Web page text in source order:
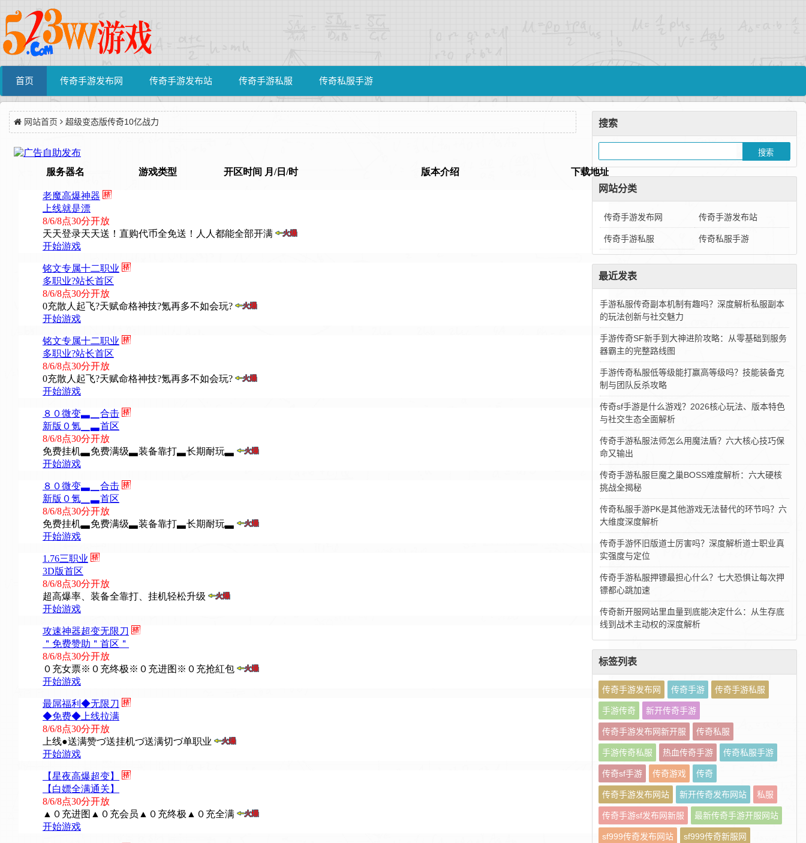
首页 传奇手游发布网 传奇手游发布站 传奇手游私服 传奇私服手游
网站首页 超级变态版传奇10亿战力 搜索
网站分类
传奇手游发布网 传奇手游发布站
传奇手游私服 传奇私服手游
最近发表
手游私服传奇副本机制有趣吗？深度解析私服副本
的玩法创新与社交魅力
手游传奇SF新手到大神进阶攻略：从零基础到服务
器霸主的完整路线图
手游传奇私服低等级能打赢高等级吗？技能装备克
制与团队反杀攻略
传奇sf手游是什么游戏？2026核心玩法、版本特色
与社交生态全面解析
传奇手游私服法师怎么用魔法盾？六大核心技巧保
命又输出
传奇手游私服巨魔之巢BOSS难度解析：六大硬核
挑战全揭秘
传奇私服手游PK是其他游戏无法替代的环节吗？六
大维度深度解析
传奇手游怀旧版道士厉害吗？深度解析道士职业真
实强度与定位
传奇手游私服押镖最担心什么？七大恐惧让每次押
镖都心跳加速
传奇新开服网站里血量到底能决定什么：从生存底
线到战术主动权的深度解析
标签列表
传奇手游发布网 传奇手游 传奇手游私服
手游传奇 新开传奇手游
传奇手游发布网新开服 传奇私服
手游传奇私服 热血传奇手游 传奇私服手游
传奇sf手游 传奇游戏 传奇
传奇手游发布网站 新开传奇发布网站 私服
传奇手游sf发布网新服 最新传奇手游开服网站
sf999传奇发布网站 sf999传奇新服网